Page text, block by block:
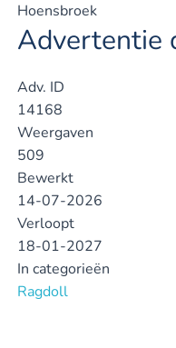
Hoensbroek
Advertentie
Adv. ID
14168
Weergaven
509
Bewerkt
14-07-2026
Verloopt
18-01-2027
In categorieën
Ragdoll